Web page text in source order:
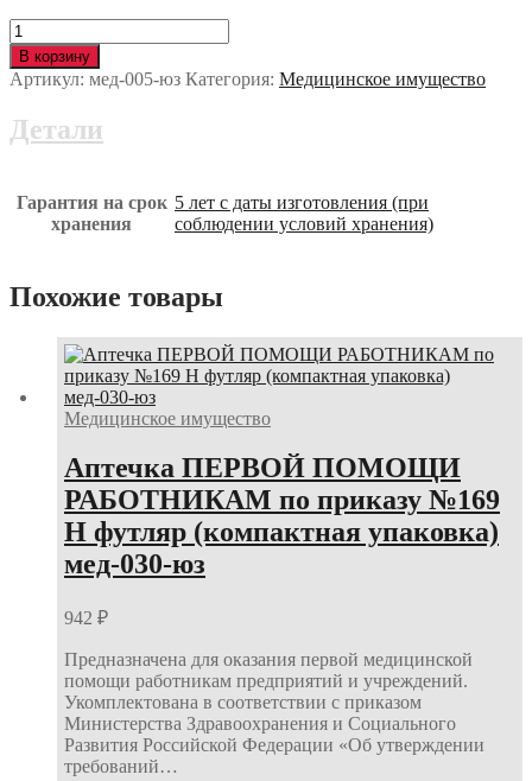
Количество
Индивидуальный
противохимический
пакет
мед-005-
В корзину
Артикул: мед-005-юз Категория: Медицинское имущество
Детали
Гарантия на срок
хранения
5 лет с даты изготовления (при
соблюдении условий хранения)
Похожие товары
Медицинское имущество
Аптечка ПЕРВОЙ ПОМОЩИ
РАБОТНИКАМ по приказу №169
Н футляр (компактная упаковка)
мед-030-юз
942 ₽
Предназначена для оказания первой медицинской
помощи работникам предприятий и учреждений.
Укомплектована в соответствии с приказом
Министерства Здравоохранения и Социального
Развития Российской Федерации «Об утверждении
требований…